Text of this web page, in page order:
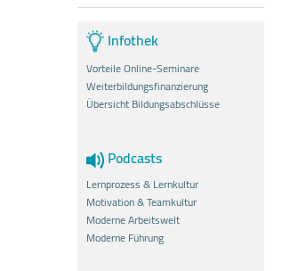
Infothek
Vorteile Online-Seminare
Weiterbildungsfinanzierung
Übersicht Bildungsabschlüsse
Podcasts
Lernprozess & Lernkultur
Motivation & Teamkultur
Moderne Arbeitswelt
Moderne Führung